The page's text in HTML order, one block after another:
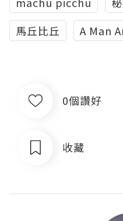
馬丘比丘
A Man
0個讚好
收藏